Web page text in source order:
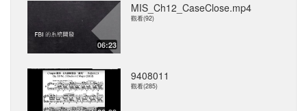
06:23
MIS_Ch12_CaseClose.mp4
觀看(92)
9408011
觀看(285)